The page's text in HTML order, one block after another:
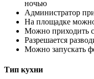
ночью
Администратор
На площадке
Можно приходить
Разрешается
Можно запускать
Тип кухни